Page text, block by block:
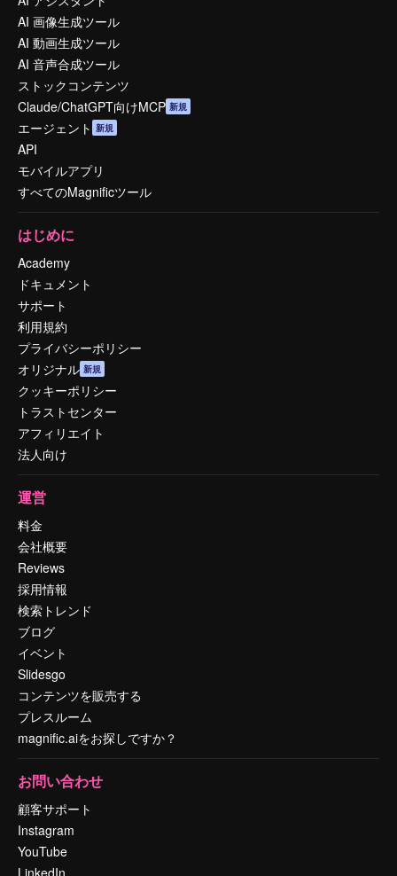
AI 画像生成ツール
AI 動画生成ツール
AI 音声合成ツール
ストックコンテンツ
Claude/ChatGPT向けMCP 新規
エージェント 新規
API
モバイルアプリ
すべてのMagnificツール
はじめに
Academy
ドキュメント
サポート
利用規約
プライバシーポリシー
オリジナル 新規
クッキーポリシー
トラストセンター
アフィリエイト
法人向け
運営
料金
会社概要
Reviews
採用情報
検索トレンド
ブログ
イベント
Slidesgo
コンテンツを販売する
プレスルーム
magnific.aiをお探しですか？
お問い合わせ
顧客サポート
Instagram
YouTube
LinkedIn